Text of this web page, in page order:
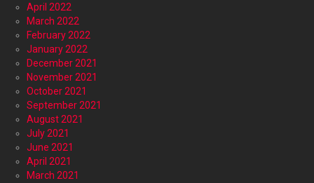
April 2022
March 2022
February 2022
January 2022
December 2021
November 2021
October 2021
September 2021
August 2021
July 2021
June 2021
April 2021
March 2021